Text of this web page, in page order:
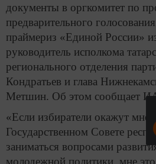
документы в оргкомитет по
предварительного
праймериз «Единой России»
руководитель исполкома
регионального отделения
Кондратьев и глава
Метшин. Об этом сообщает
«Если избиратели окажут мне
Государственном Совете
заниматься вопросами